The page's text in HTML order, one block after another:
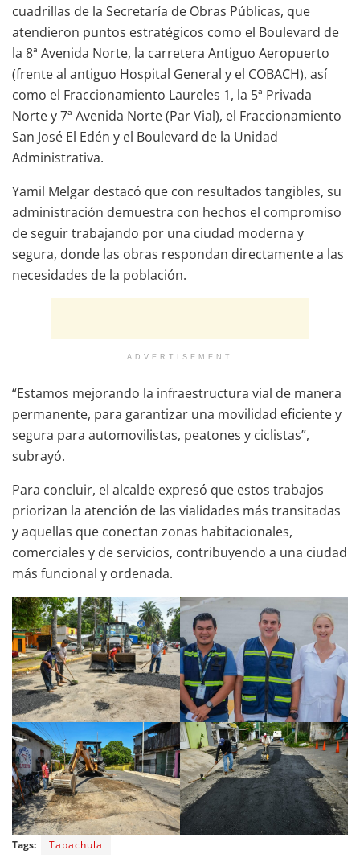
cuadrillas de la Secretaría de Obras Públicas, que
atendieron puntos estratégicos como el Boulevard de
la 8ª Avenida Norte, la carretera Antiguo Aeropuerto
(frente al antiguo Hospital General y el COBACH), así
como el Fraccionamiento Laureles 1, la 5ª Privada
Norte y 7ª Avenida Norte (Par Vial), el Fraccionamiento
San José El Edén y el Boulevard de la Unidad
Administrativa.
Yamil Melgar destacó que con resultados tangibles, su
administración demuestra con hechos el compromiso
de seguir trabajando por una ciudad moderna y
segura, donde las obras respondan directamente a las
necesidades de la población.
ADVERTISEMENT
“Estamos mejorando la infraestructura vial de manera
permanente, para garantizar una movilidad eficiente y
segura para automovilistas, peatones y ciclistas”,
subrayó.
Para concluir, el alcalde expresó que estos trabajos
priorizan la atención de las vialidades más transitadas
y aquellas que conectan zonas habitacionales,
comerciales y de servicios, contribuyendo a una ciudad
más funcional y ordenada.
Tags: Tapachula